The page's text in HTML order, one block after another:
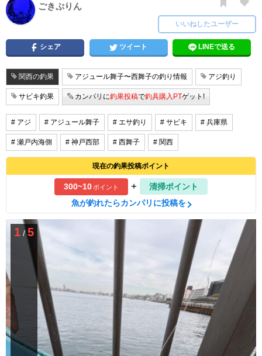
ごきぷりん
いいねしたユーザー
シェア ツイート LINEで送る
関西の釣果 アジュール舞子〜西舞子の釣り情報 アジ釣り
サビキ釣果 カンパリに釣果投稿で釣具購入PTゲット!
# アジ # アジュール舞子 # エサ釣り # サビキ # 兵庫県
# 瀬戸内海側 # 神戸西部 # 西舞子 # 関西
現在の釣果投稿ポイント
300~10ポイント +
清掃ポイント
魚が釣れたらカンパリに投稿を
1 /5